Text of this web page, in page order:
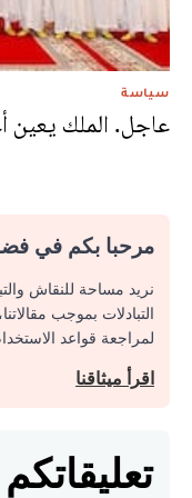
سياسة
عاجل. الملك يعين
مرحبا بكم في
نريد مساحة للنقاش
التبادلات بموجب
لمراجعة قواعد
اقرأ ميثاقنا
تعليقاتكم